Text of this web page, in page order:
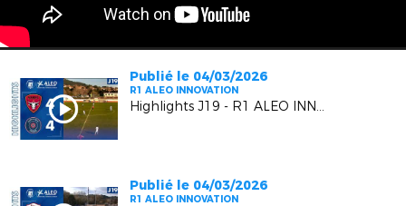
Publié le 04/03/2026
R1 ALEO INNOVATION
Highlights J19 - R1 ALEO INNOVATION | Six Fours Le Brusc VS RC Pays de Grasse 2
Publié le 04/03/2026
R1 ALEO INNOVATION